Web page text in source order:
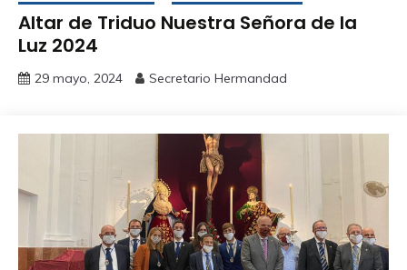
Altar de Triduo Nuestra Señora de la
Luz 2024
29 mayo, 2024 Secretario Hermandad